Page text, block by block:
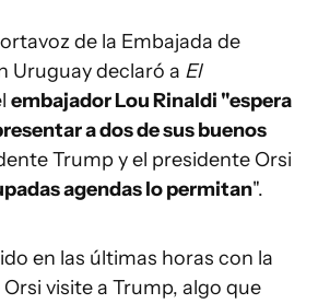
de la Embajada de
Uruguay declaró a El
embajador Lou Rinaldi "espera
a dos de sus buenos
Trump y el presidente Orsi
agendas lo permitan".
en las últimas horas con la
visite a Trump, algo que